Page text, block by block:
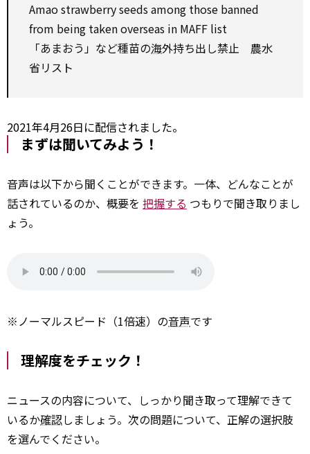
Amao strawberry seeds among those banned
from being taken overseas in MAFF list
「あまおう」など種苗の海外持ち出し禁止 農水
省リスト
2021年4月26日に配信されました。
まずは聞いてみよう！
音声は以下から聞くことができます。一体、どんなことが
話されているのか、概要を 把握する つもりで聞き取りまし
ょう。
※ノーマルスピード（1倍速）の音声です
理解度をチェック！
ニュースの内容について、しっかり聞き取って理解できて
いるか確認しましょう。次の問題について、正解の選択肢
を選んでください。